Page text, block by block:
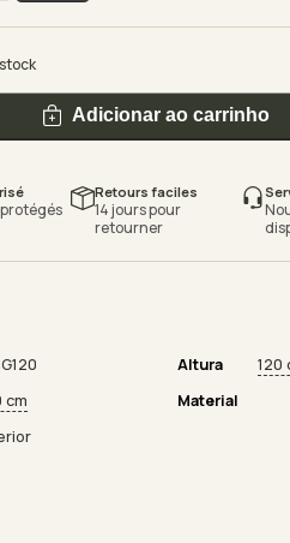
Adicionar ao carrinho
Retours faciles
14 jours pour
retourner
Altura
120
cm
Material